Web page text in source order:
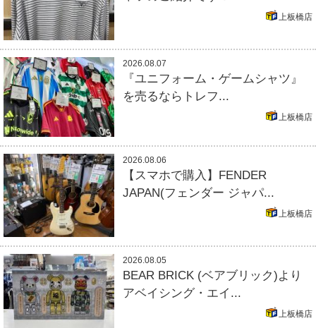
上板橋店
2026.08.07
『ユニフォーム・ゲームシャツ』
を売るならトレフ...
上板橋店
2026.08.06
【スマホで購入】FENDER
JAPAN(フェンダー ジャパ...
上板橋店
2026.08.05
BEAR BRICK (ベアブリック)より
アベイシング・エイ...
上板橋店